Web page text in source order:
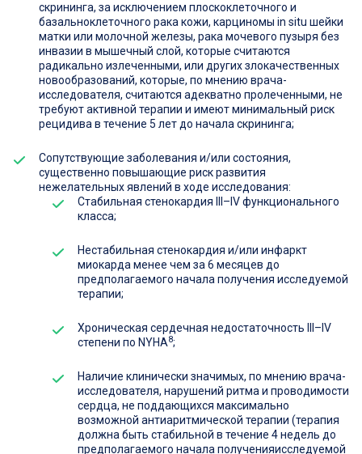
скрининга, за исключением плоскоклеточного и
базальноклеточного рака кожи, карциномы in situ шейки
матки или молочной железы, рака мочевого пузыря без
инвазии в мышечный слой, которые считаются
радикально излеченными, или других злокачественных
новообразований, которые, по мнению врача-
исследователя, считаются адекватно пролеченными, не
требуют активной терапии и имеют минимальный риск
рецидива в течение 5 лет до начала скрининга;
Сопутствующие заболевания и/или состояния,
существенно повышающие риск развития
нежелательных явлений в ходе исследования:
Стабильная стенокардия III–IV функционального
класса;
Нестабильная стенокардия и/или инфаркт
миокарда менее чем за 6 месяцев до
предполагаемого начала получения исследуемой
терапии;
Хроническая сердечная недостаточность III–IV
степени по NYHA8;
Наличие клинически значимых, по мнению врача-
исследователя, нарушений ритма и проводимости
сердца, не поддающихся максимально
возможной антиаритмической терапии (терапия
должна быть стабильной в течение 4 недель до
предполагаемого начала полученияисследуемой